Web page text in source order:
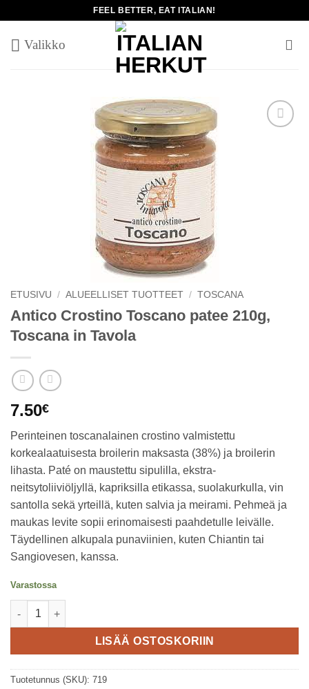
content
FEEL BETTER, EAT ITALIAN!
ETUSIVU / ALUEELLISET TUOTTEET / TOSCANA
Antico Crostino Toscano patee 210g,
Toscana in Tavola
7.50€
Perinteinen toscanalainen crostino valmistettu
korkealaatuisesta broilerin maksasta (38%) ja broilerin
lihasta. Paté on maustettu sipulilla, ekstra-
neitsytoliiviöljyllä, kapriksilla etikassa, suolakurkulla, vin
santolla sekä yrteillä, kuten salvia ja meirami. Pehmeä ja
maukas levite sopii erinomaisesti paahdetulle leivälle.
Täydellinen alkupala punaviinien, kuten Chiantin tai
Sangiovesen, kanssa.
Varastossa
Antico Crostino Toscano patee 210g, Toscana in Tavola määrä
LISÄÄ OSTOSKORIIN
Tuotetunnus (SKU): 719